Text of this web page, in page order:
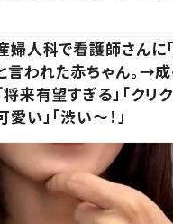
婦人科で看護師さんに
言われた赤ちゃん。→
将来有望すぎる」「クリ
愛い」「渋い～！」